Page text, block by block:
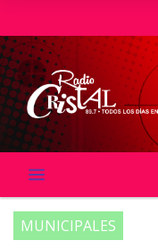
MUNICIPALES